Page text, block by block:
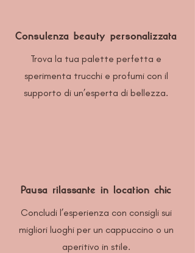
Consulenza beauty personalizzata
Trova la tua palette perfetta e
sperimenta trucchi e profumi con il
supporto di un’esperta di bellezza.
Pausa rilassante in location chic
Concludi l’esperienza con consigli sui
migliori luoghi per un cappuccino o un
aperitivo in stile.